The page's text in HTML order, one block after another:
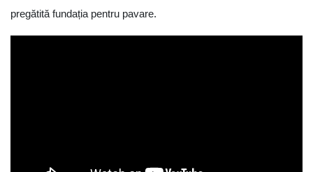
pregătită fundația pentru pavare.